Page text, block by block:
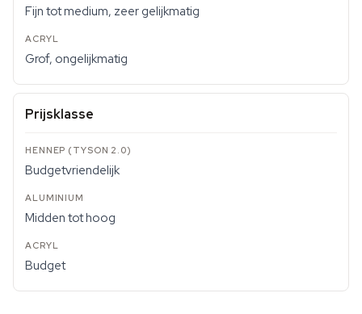
Fijn tot medium, zeer gelijkmatig
Grof, ongelijkmatig
Prijsklasse
Budgetvriendelijk
Midden tot hoog
Budget